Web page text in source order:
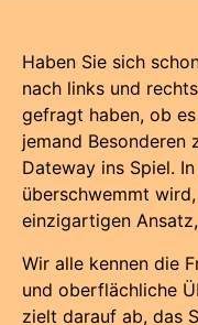
Haben Sie sich
nach links und
gefragt haben, ob
jemand Besonderen
Dateway ins Spiel.
überschwemmt
einzigartigen
Wir alle kennen die
und oberflächliche
zielt darauf ab, das